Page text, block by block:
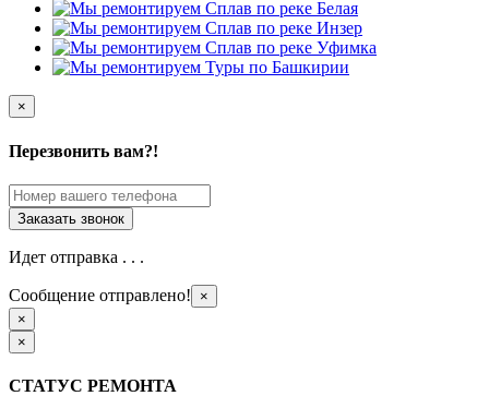
×
Перезвонить вам?!
Идет отправка . . .
Сообщение отправлено!
×
×
×
СТАТУС РЕМОНТА